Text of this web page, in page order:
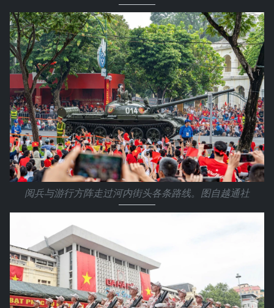
阅兵与游行方阵走过河内街头各条路线。图自越通社